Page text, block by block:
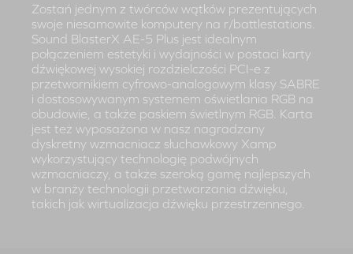
Zostań jednym z twórców wątków prezentujących
swoje niesamowite komputery na r/battlestations.
Sound BlasterX AE-5 Plus jest idealnym
połączeniem estetyki i wydajności w postaci karty
dźwiękowej wysokiej rozdzielczości PCI-e z
przetwornikiem cyfrowo-analogowym klasy SABRE
i dostosowywanym systemem oświetlania RGB na
obudowie, a także paskiem świetlnym RGB. Karta
jest też wyposażona w nasz nagradzany
dyskretny wzmacniacz słuchawkowy Xamp
wykorzystujący technologię podwójnych
wzmacniaczy, a także szeroką gamę najlepszych
w branży technologii przetwarzania dźwięku,
takich jak wirtualizacja dźwięku przestrzennego.